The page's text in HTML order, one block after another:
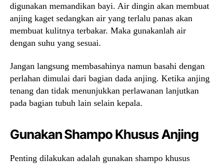
digunakan memandikan bayi. Air dingin akan membuat
anjing kaget sedangkan air yang terlalu panas akan
membuat kulitnya terbakar. Maka gunakanlah air
dengan suhu yang sesuai.
Jangan langsung membasahinya namun basahi dengan
perlahan dimulai dari bagian dada anjing. Ketika anjing
tenang dan tidak menunjukkan perlawanan lanjutkan
pada bagian tubuh lain selain kepala.
Gunakan Shampo Khusus Anjing
Penting dilakukan adalah gunakan shampo khusus